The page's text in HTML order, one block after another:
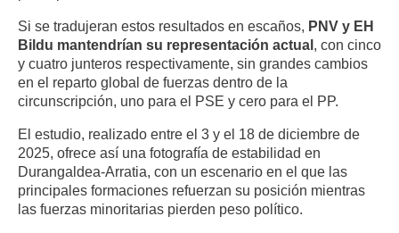
Si se tradujeran estos resultados en escaños, PNV y EH
Bildu mantendrían su representación actual, con cinco
y cuatro junteros respectivamente, sin grandes cambios
en el reparto global de fuerzas dentro de la
circunscripción, uno para el PSE y cero para el PP.
El estudio, realizado entre el 3 y el 18 de diciembre de
2025, ofrece así una fotografía de estabilidad en
Durangaldea-Arratia, con un escenario en el que las
principales formaciones refuerzan su posición mientras
las fuerzas minoritarias pierden peso político.